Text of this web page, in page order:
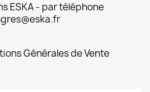
ESKA - par téléphone
Générales de Vente